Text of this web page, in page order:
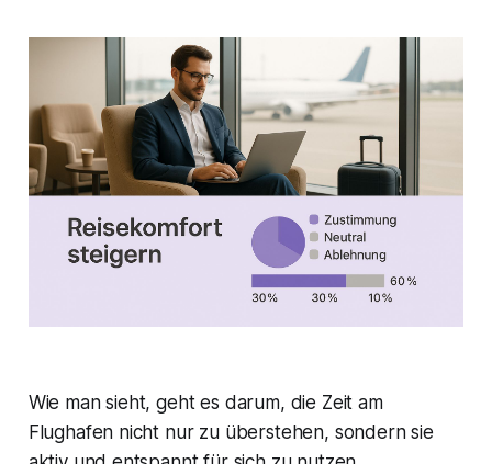
Wie man sieht, geht es darum, die Zeit am
Flughafen nicht nur zu überstehen, sondern sie